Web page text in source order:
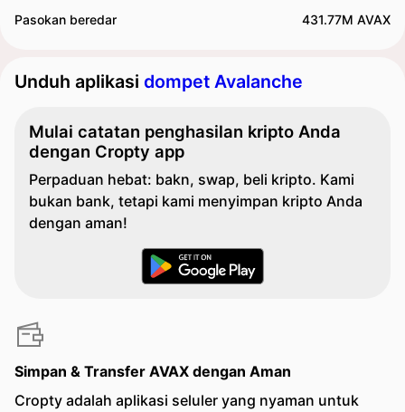
Pasokan beredar 431.77M AVAX
Unduh aplikasi dompet Avalanche
Mulai catatan penghasilan kripto Anda
dengan Cropty app
Perpaduan hebat: bakn, swap, beli kripto. Kami
bukan bank, tetapi kami menyimpan kripto Anda
dengan aman!
Simpan & Transfer AVAX dengan Aman
Cropty adalah aplikasi seluler yang nyaman untuk